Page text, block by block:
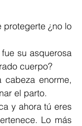
¿no lo
su asquerosa
cuerpo?
enorme,
el parto.
y ahora tú eres
Lo más